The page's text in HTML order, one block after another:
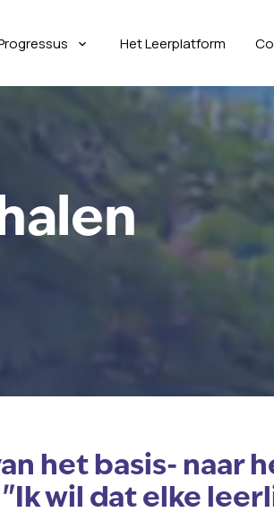
Het Leerplatform
het basis- naar
wil dat elke